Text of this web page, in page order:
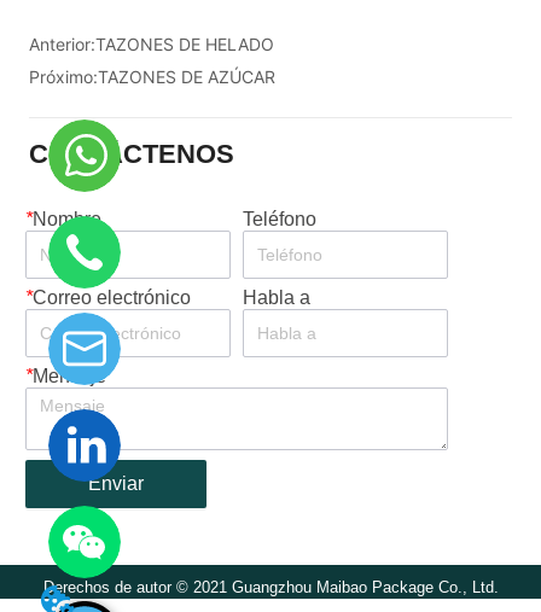
Anterior:TAZONES DE HELADO
Próximo:TAZONES DE AZÚCAR
CONTÁCTENOS
*Nombre Teléfono
*Correo electrónico Habla a
*Mensaje
Enviar
Derechos de autor © 2021 Guangzhou Maibao Package Co., Ltd.